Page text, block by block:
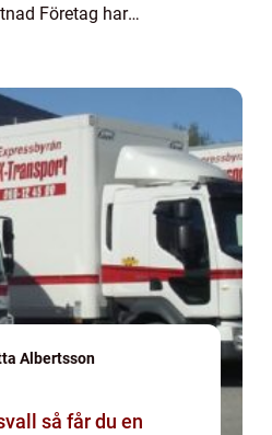
Företag har
Albertsson
en